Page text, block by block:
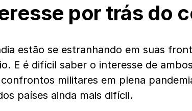
por trás do
estão se estranhando em suas
E é difícil saber o interesse de
militares em plena
países ainda mais difícil.